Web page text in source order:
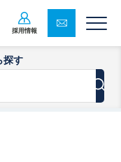
採用情報
探す